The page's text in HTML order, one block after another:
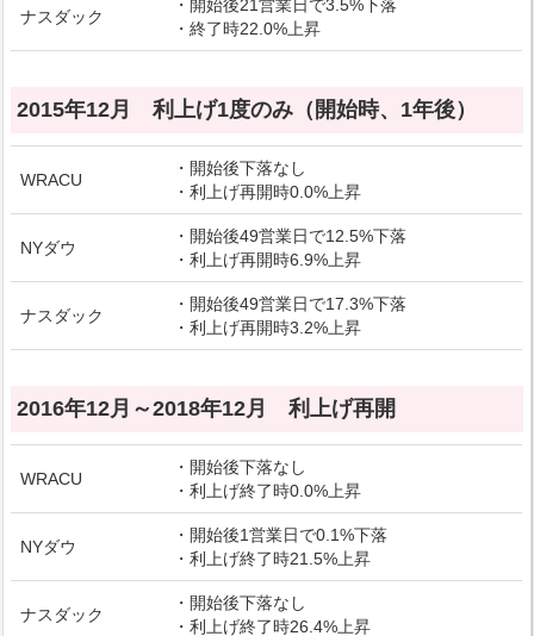
ナスダック
・開始後21営業日で3.5%下落
・終了時22.0%上昇
2015年12月 利上げ1度のみ（開始時、1年後）
WRACU
・開始後下落なし
・利上げ再開時0.0%上昇
NYダウ
・開始後49営業日で12.5%下落
・利上げ再開時6.9%上昇
ナスダック
・開始後49営業日で17.3%下落
・利上げ再開時3.2%上昇
2016年12月～2018年12月 利上げ再開
WRACU
・開始後下落なし
・利上げ終了時0.0%上昇
NYダウ
・開始後1営業日で0.1%下落
・利上げ終了時21.5%上昇
ナスダック
・開始後下落なし
・利上げ終了時26.4%上昇